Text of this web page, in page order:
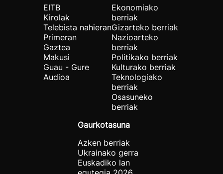
EITB
Kirolak
Telebista nahieran
Primeran
Gaztea
Makusi
Guau - Gure
Audioa
Ekonomiako
berriak
Gizarteko berriak
Nazioarteko
berriak
Politikako berriak
Kulturako berriak
Teknologiako
berriak
Osasuneko
berriak
Gaurkotasuna
Azken berriak
Ukrainako gerra
Euskadiko lan